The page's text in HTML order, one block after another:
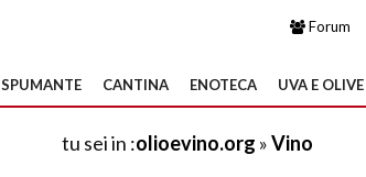
Forum
SPUMANTE CANTINA ENOTECA UVA E OLIVE
tu sei in :olioevino.org »Vino